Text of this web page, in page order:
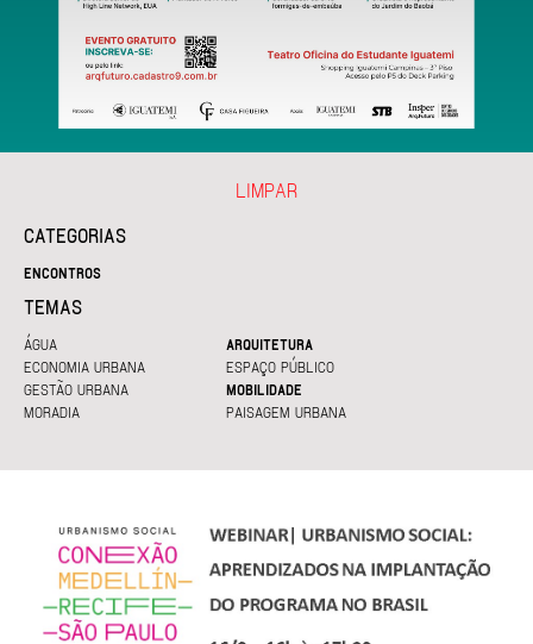
CATEGORIAS
ENCONTROS
TEMAS
ÁGUA
ARQUITETURA
ECONOMIA URBANA
ESPAÇO PÚBLICO
GESTÃO URBANA
MOBILIDADE
MORADIA
PAISAGEM URBANA
LIMPAR